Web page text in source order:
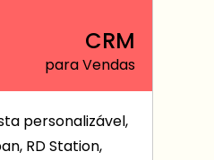
CRM
para Vendas
personalizável,
RD Station,